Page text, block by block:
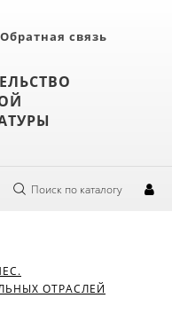
Обратная связь
Поиск по каталогу
ОТРАСЛЕЙ